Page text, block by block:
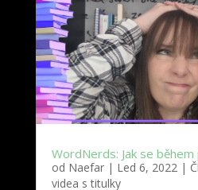
WordNerds: Jak se
od Naefar| Led 6, 2022|
videa s titulky